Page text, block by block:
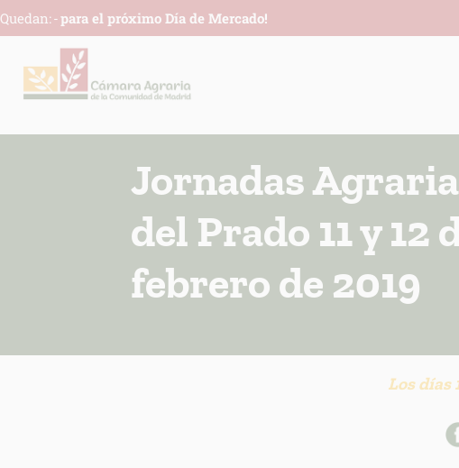
Quedan:-para el próximo Día de Mercado!
Jornadas
del Prado 11 y 12
febrero de 2019
Los días